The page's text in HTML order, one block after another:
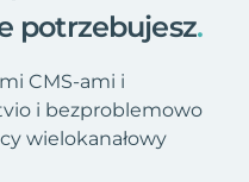
potrzebujesz.
CMS-ami i
i bezproblemowo
wielokanałowy